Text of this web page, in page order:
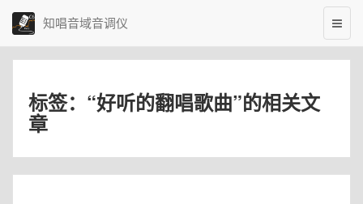
知唱音域音调仪
标签：“好听的翻唱歌曲”的相关文
章